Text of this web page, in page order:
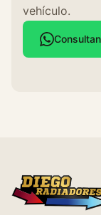
vehículo.